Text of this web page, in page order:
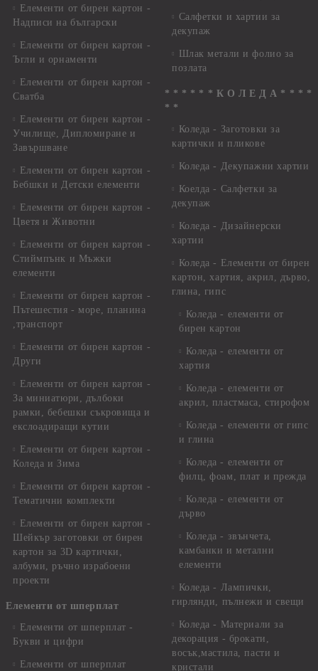
Елементи от бирен картон -
Надписи на български
Елементи от бирен картон -
Ъгли и орнаменти
Елементи от бирен картон -
Сватба
Елементи от бирен картон -
Училище, Дипломиране и
Завършване
Елементи от бирен картон -
Бебшки и Детски елементи
Елементи от бирен картон -
Цветя и Животни
Елементи от бирен картон -
Стиймпънк и Мъжки
елементи
Елементи от бирен картон -
Пътешестия - море, планина
,транспорт
Елементи от бирен картон -
Други
Елементи от бирен картон -
За миниатюри, дълбоки
рамки, бебешки съкровища и
екслоадиращи кутии
Елементи от бирен картон -
Коледа и Зима
Елементи от бирен картон -
Тематични комплекти
Елементи от бирен картон -
Шейкър заготовки от бирен
картон за 3D картички,
албуми, ръчно израбоени
проекти
Елементи от шперплат
Елементи от шперплат -
Букви и цифри
Елементи от шперплат
Салфетки и хартии за
декупаж
Шлак метали и фолио за
позлата
* * * * * * К О Л Е Д А * * * *
* *
Коледа - Заготовки за
картички и пликове
Коледа - Декупажни хартии
Коелда - Салфетки за
декупаж
Коледа - Дизайнерски
хартии
Коледа - Eлементи от бирен
картон, хартия, акрил, дърво,
глина, гипс
Коледа - елементи от
бирен картон
Коледа - елементи от
хартия
Коледа - елементи от
акрил, пластмаса, стирофом
Коледа - елементи от гипс
и глина
Коледа - елементи от
филц, фоам, плат и прежда
Коледа - елементи от
дърво
Коледа - звънчета,
камбанки и метални
елементи
Коледа - Лампички,
гирлянди, пълнежи и свещи
Коледа - Материали за
декорация - брокати,
восък,мастила, пасти и
кристали